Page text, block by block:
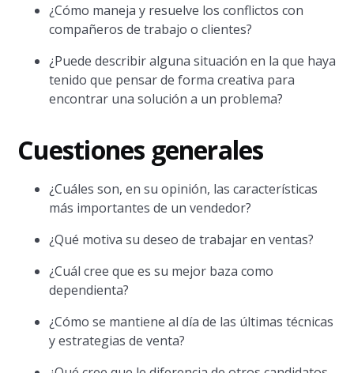
¿Cómo maneja y resuelve los conflictos con
compañeros de trabajo o clientes?
¿Puede describir alguna situación en la que haya
tenido que pensar de forma creativa para
encontrar una solución a un problema?
Cuestiones generales
¿Cuáles son, en su opinión, las características
más importantes de un vendedor?
¿Qué motiva su deseo de trabajar en ventas?
¿Cuál cree que es su mejor baza como
dependienta?
¿Cómo se mantiene al día de las últimas técnicas
y estrategias de venta?